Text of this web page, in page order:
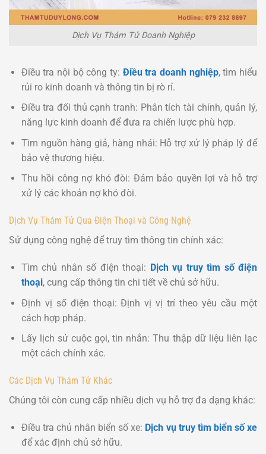
Dịch Vụ Thám Tử Doanh Nghiệp
Điều tra nội bộ công ty: Điều tra doanh nghiệp, tìm hiểu
rủi ro kinh doanh và thông tin bị rò rỉ.
Điều tra đối thủ cạnh tranh: Phân tích tài chính, quản lý,
năng lực kinh doanh để đưa ra chiến lược phù hợp.
Tìm nguồn hàng giả, hàng nhái: Hỗ trợ xử lý pháp lý để
bảo vệ thương hiệu.
Thu hồi công nợ khó đòi: Đảm bảo quyền lợi và hỗ trợ
xử lý các khoản nợ khó đòi.
Dịch Vụ Thám Tử Qua Điện Thoại và Công Nghệ
Sử dụng công nghệ để truy tìm thông tin chính xác:
Tìm chủ nhân số điện thoại: Dịch vụ truy tìm số điện
thoại, cung cấp thông tin chi tiết về chủ sở hữu.
Định vị số điện thoại: Định vị vị trí theo yêu cầu một
cách hợp pháp.
Lấy lịch sử cuộc gọi, tin nhắn: Thu thập dữ liệu liên lạc
một cách chính xác.
Các Dịch Vụ Thám Tử Khác
Chúng tôi còn cung cấp nhiều dịch vụ hỗ trợ đa dạng khác:
Điều tra chủ nhân biển số xe: Dịch vụ truy tìm biển số xe
để xác định chủ sở hữu.